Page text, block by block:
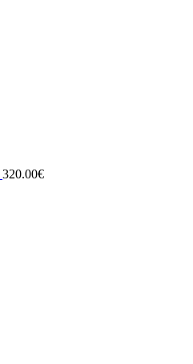
320.00€